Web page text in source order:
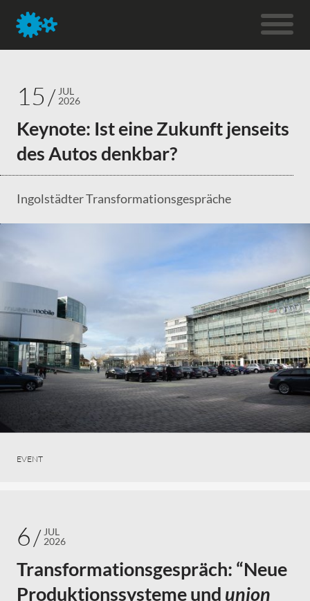
15
JUL
2026
Keynote: Ist eine Zukunft jenseits
des Autos denkbar?
Ingolstädter Transformationsgespräche
EVENT
6
JUL
2026
Transformationsgespräch: “Neue
Produktionssysteme und union